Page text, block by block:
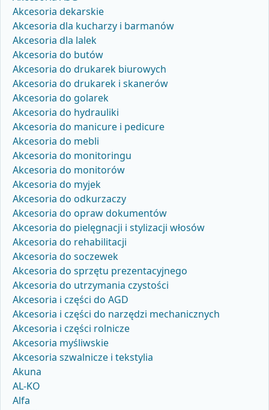
Akcesoria dekarskie
Akcesoria dla kucharzy i barmanów
Akcesoria dla lalek
Akcesoria do butów
Akcesoria do drukarek biurowych
Akcesoria do drukarek i skanerów
Akcesoria do golarek
Akcesoria do hydrauliki
Akcesoria do manicure i pedicure
Akcesoria do mebli
Akcesoria do monitoringu
Akcesoria do monitorów
Akcesoria do myjek
Akcesoria do odkurzaczy
Akcesoria do opraw dokumentów
Akcesoria do pielęgnacji i stylizacji włosów
Akcesoria do rehabilitacji
Akcesoria do soczewek
Akcesoria do sprzętu prezentacyjnego
Akcesoria do utrzymania czystości
Akcesoria i części do AGD
Akcesoria i części do narzędzi mechanicznych
Akcesoria i części rolnicze
Akcesoria myśliwskie
Akcesoria szwalnicze i tekstylia
Akuna
AL-KO
Alfa